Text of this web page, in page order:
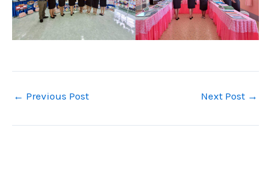
← Previous Post Next Post →